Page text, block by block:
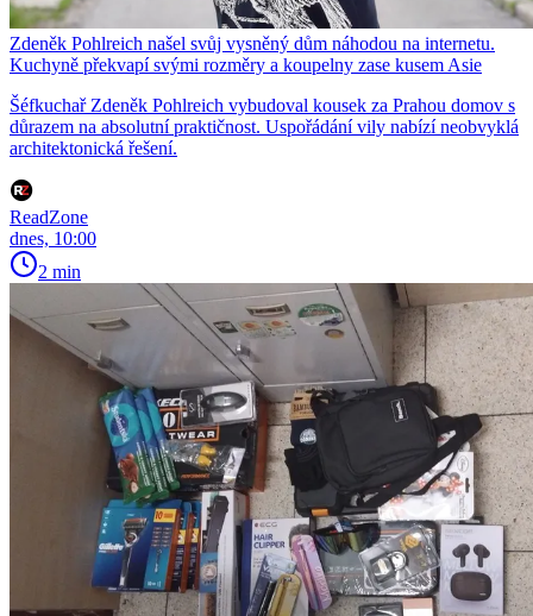
Zdeněk Pohlreich našel svůj vysněný dům náhodou na internetu.
Kuchyně překvapí svými rozměry a koupelny zase kusem Asie
Šéfkuchař Zdeněk Pohlreich vybudoval kousek za Prahou domov s
důrazem na absolutní praktičnost. Uspořádání vily nabízí neobvyklá
architektonická řešení.
ReadZone
dnes, 10:00
2 min